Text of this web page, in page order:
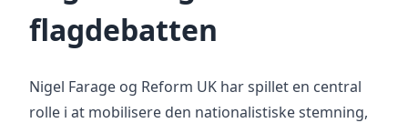
flagdebatten
Nigel Farage og Reform UK har spillet en central
rolle i at mobilisere den nationalistiske stemning,